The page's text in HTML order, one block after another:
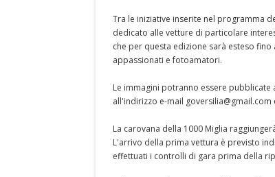
Tra le iniziative inserite nel programma
dedicato alle vetture di particolare
che per questa edizione sarà esteso
appassionati e fotoamatori.
Le immagini potranno essere
all'indirizzo e-mail
La carovana della 1000 Miglia
L'arrivo della prima vettura è previsto
effettuati i controlli di gara prima della